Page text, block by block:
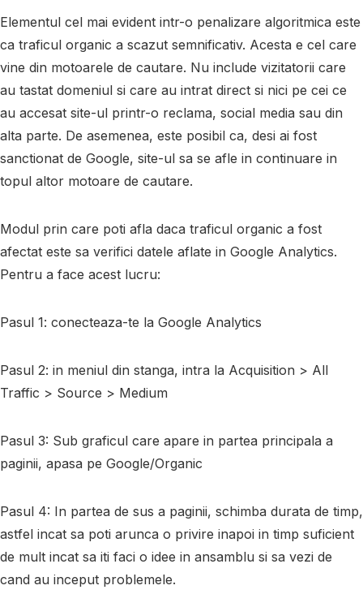
Elementul cel mai evident intr-o penalizare algoritmica este
ca traficul organic a scazut semnificativ. Acesta e cel care
vine din motoarele de cautare. Nu include vizitatorii care
au tastat domeniul si care au intrat direct si nici pe cei ce
au accesat site-ul printr-o reclama, social media sau din
alta parte. De asemenea, este posibil ca, desi ai fost
sanctionat de Google, site-ul sa se afle in continuare in
topul altor motoare de cautare.
Modul prin care poti afla daca traficul organic a fost
afectat este sa verifici datele aflate in Google Analytics.
Pentru a face acest lucru:
Pasul 1: conecteaza-te la Google Analytics
Pasul 2: in meniul din stanga, intra la Acquisition > All
Traffic > Source > Medium
Pasul 3: Sub graficul care apare in partea principala a
paginii, apasa pe Google/Organic
Pasul 4: In partea de sus a paginii, schimba durata de timp,
astfel incat sa poti arunca o privire inapoi in timp suficient
de mult incat sa iti faci o idee in ansamblu si sa vezi de
cand au inceput problemele.